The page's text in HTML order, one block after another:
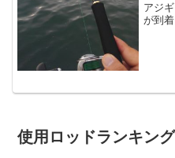
アジ
が到
使用ロッドランキング